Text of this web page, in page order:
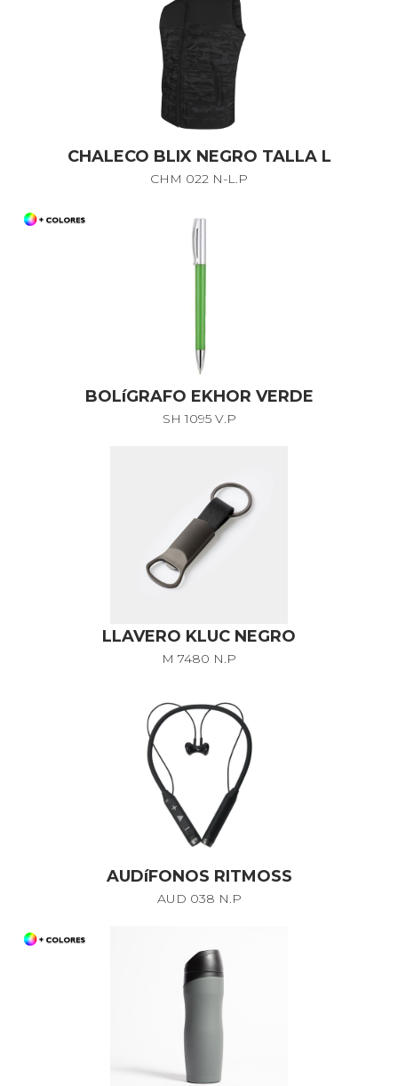
CHALECO BLIX NEGRO TALLA L
CHM 022 N-L.P
BOLíGRAFO EKHOR VERDE
SH 1095 V.P
LLAVERO KLUC NEGRO
M 7480 N.P
AUDíFONOS RITMOSS
AUD 038 N.P